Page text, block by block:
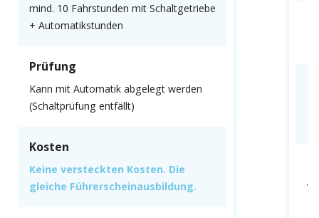
mind. 10 Fahrstunden mit Schaltgetriebe
+ Automatikstunden
Prüfung
Kann mit Automatik abgelegt werden
(Schaltprüfung entfällt)
Kosten
Keine versteckten Kosten. Die
gleiche Führerscheinausbildung.